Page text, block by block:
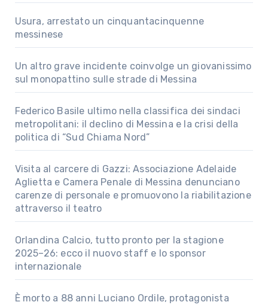
Usura, arrestato un cinquantacinquenne
messinese
Un altro grave incidente coinvolge un giovanissimo
sul monopattino sulle strade di Messina
Federico Basile ultimo nella classifica dei sindaci
metropolitani: il declino di Messina e la crisi della
politica di “Sud Chiama Nord”
Visita al carcere di Gazzi: Associazione Adelaide
Aglietta e Camera Penale di Messina denunciano
carenze di personale e promuovono la riabilitazione
attraverso il teatro
Orlandina Calcio, tutto pronto per la stagione
2025–26: ecco il nuovo staff e lo sponsor
internazionale
È morto a 88 anni Luciano Ordile, protagonista